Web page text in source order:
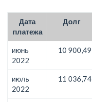
Дата
платежа
Долг
июнь
2022
10 900,49
июль
2022
11 036,74